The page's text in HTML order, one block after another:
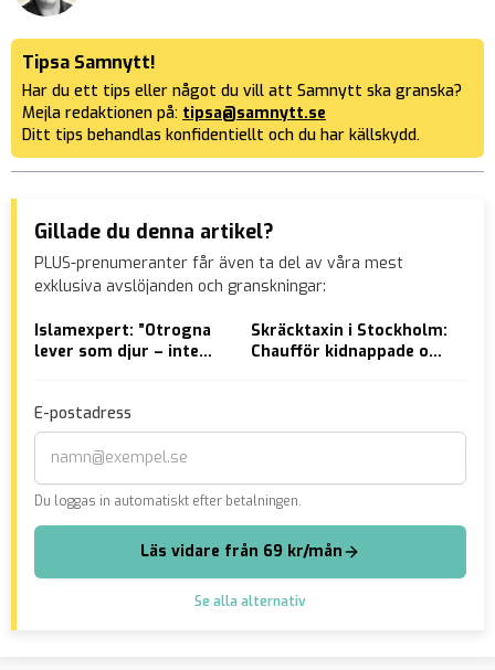
Tipsa Samnytt!
Har du ett tips eller något du vill att Samnytt ska granska?
Mejla redaktionen på: tipsa@samnytt.se
Ditt tips behandlas konfidentiellt och du har källskydd.
Gillade du denna artikel?
PLUS-prenumeranter får även ta del av våra mest
exklusiva avslöjanden och granskningar:
Islamexpert: ”Otrogna
lever som djur – inte
Skräcktaxin i Stockholm:
Chaufför kidnappade och
E-postadress
Du loggas in automatiskt efter betalningen.
Läs vidare från 69 kr/mån
Se alla alternativ